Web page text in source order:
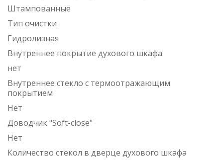
Штампованные
Тип очистки
Гидролизная
Внутреннее покрытие духового шкафа
нет
Внутреннее стекло с термоотражающим
покрытием
Нет
Доводчик "Soft-close"
Нет
Количество стекол в дверце духового шкафа